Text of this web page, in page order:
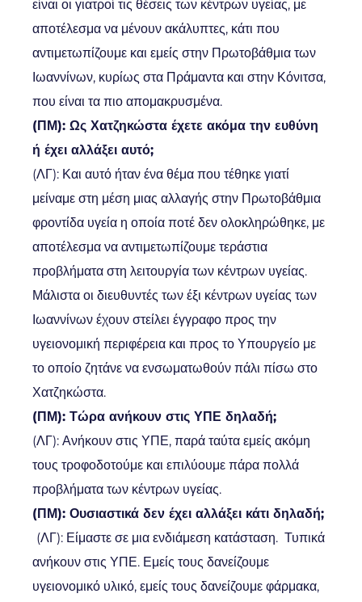
είναι οι γιατροί τις θέσεις των κέντρων υγείας, με
αποτέλεσμα να μένουν ακάλυπτες, κάτι που
αντιμετωπίζουμε και εμείς στην Πρωτοβάθμια των
Ιωαννίνων, κυρίως στα Πράμαντα και στην Κόνιτσα,
που είναι τα πιο απομακρυσμένα.
(ΠΜ): Ως Χατζηκώστα έχετε ακόμα την ευθύνη
ή έχει αλλάξει αυτό;
(ΛΓ): Και αυτό ήταν ένα θέμα που τέθηκε γιατί
μείναμε στη μέση μιας αλλαγής στην Πρωτοβάθμια
φροντίδα υγεία η οποία ποτέ δεν ολοκληρώθηκε, με
αποτέλεσμα να αντιμετωπίζουμε τεράστια
προβλήματα στη λειτουργία των κέντρων υγείας.
Μάλιστα οι διευθυντές των έξι κέντρων υγείας των
Ιωαννίνων έχουν στείλει έγγραφο προς την
υγειονομική περιφέρεια και προς το Υπουργείο με
το οποίο ζητάνε να ενσωματωθούν πάλι πίσω στο
Χατζηκώστα.
(ΠΜ): Τώρα ανήκουν στις ΥΠΕ δηλαδή;
(ΛΓ): Ανήκουν στις ΥΠΕ, παρά ταύτα εμείς ακόμη
τους τροφοδοτούμε και επιλύουμε πάρα πολλά
προβλήματα των κέντρων υγείας.
(ΠΜ): Ουσιαστικά δεν έχει αλλάξει κάτι δηλαδή;
(ΛΓ): Είμαστε σε μια ενδιάμεση κατάσταση. Τυπικά
ανήκουν στις ΥΠΕ. Εμείς τους δανείζουμε
υγειονομικό υλικό, εμείς τους δανείζουμε φάρμακα,